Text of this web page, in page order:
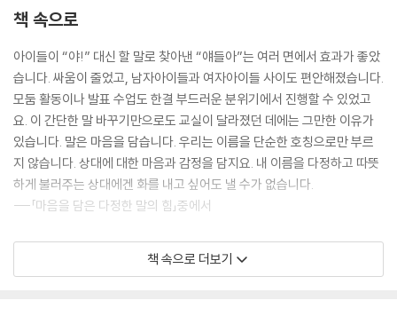
3장. 화내지 않고 더 나은 선택을 하게 만드는
권유의 기술
아이의 변화에 초점을 두는 대화법
→‘왜 자꾸 지각해!’ 대신
[성효샘의 교실 에피소드] 좋은 행동을 선택할 기회는 너 자신에게 있단다
감정적 판단 대신 기대하는 행동 말하기
→‘교실 꼴이 이게 뭐야?’ 대신
[성효샘의 교실 에피소드] 교실이 깔끔한 학급의 비밀
책 속으로
아이들이 “야!” 대신 할 말로 찾아낸 “얘들아”는 여러 면에서 효과가 좋았
습니다. 싸움이 줄었고, 남자아이들과 여자아이들 사이도 편안해졌습니다.
모둠 활동이나 발표 수업도 한결 부드러운 분위기에서 진행할 수 있었고
요. 이 간단한 말 바꾸기만으로도 교실이 달라졌던 데에는 그만한 이유가
있습니다. 말은 마음을 담습니다. 우리는 이름을 단순한 호칭으로만 부르
지 않습니다. 상대에 대한 마음과 감정을 담지요. 내 이름을 다정하고 따뜻
하게 불러주는 상대에겐 화를 내고 싶어도 낼 수가 없습니다.
---「마음을 담은 다정한 말의 힘」중에서
전에 곤충을 좋아하는 아이를 위해 주말마다 곤충을 관찰하러 야외에 나간
다는 학부모를 본 적이 있습니다. (중략) 비인지 능력이 얼마나 중요한지
책 속으로 더보기